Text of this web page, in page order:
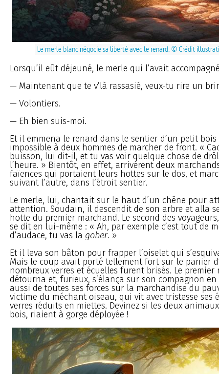
Le merle blanc négocie sa liberté avec le renard. © Crédit
Lorsqu’il eût déjeuné, le merle qui l’avait
— Maintenant que te v’là rassasié, veux-tu rire un
— Volontiers.
— Eh bien suis-moi.
Et il emmena le renard dans le sentier d’un petit
impossible à deux hommes de marcher de front. «
buisson, lui dit-il, et tu vas voir quelque chose de
l’heure. » Bientôt, en effet, arrivèrent deux
faïences qui portaient leurs hottes sur le dos, et
suivant l’autre, dans l’étroit sentier.
Le merle, lui, chantait sur le haut d’un chêne pour
attention. Soudain, il descendit de son arbre et alla
hotte du premier marchand. Le second des
se dit en lui-même : « Ah, par exemple c’est tout de
d’audace, tu vas la gober. »
Et il leva son bâton pour frapper l’oiselet qui
Mais le coup avait porté tellement fort sur le panier
nombreux verres et écuelles furent brisés. Le premier
détourna et, furieux, s’élança sur son compagnon
aussi de toutes ses forces sur la marchandise du
victime du méchant oiseau, qui vit avec tristesse ses
verres réduits en miettes. Devinez si les deux
bois, riaient à gorge déployée !